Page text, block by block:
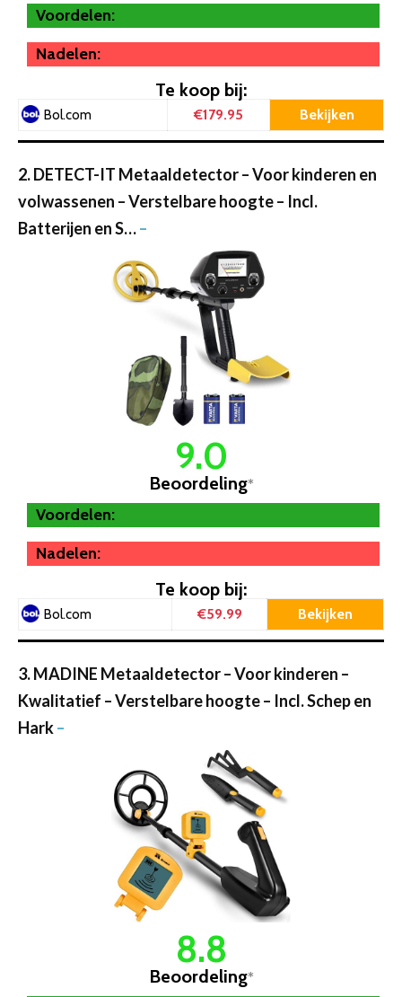
Voordelen:
Nadelen:
Te koop bij:
Bol.com €179.95 Bekijken
2. DETECT-IT Metaaldetector – Voor kinderen en
volwassenen – Verstelbare hoogte – Incl.
Batterijen en S…–
9.0
Beoordeling*
Voordelen:
Nadelen:
Te koop bij:
Bol.com €59.99 Bekijken
3. MADINE Metaaldetector – Voor kinderen –
Kwalitatief – Verstelbare hoogte – Incl. Schep en
Hark–
8.8
Beoordeling*